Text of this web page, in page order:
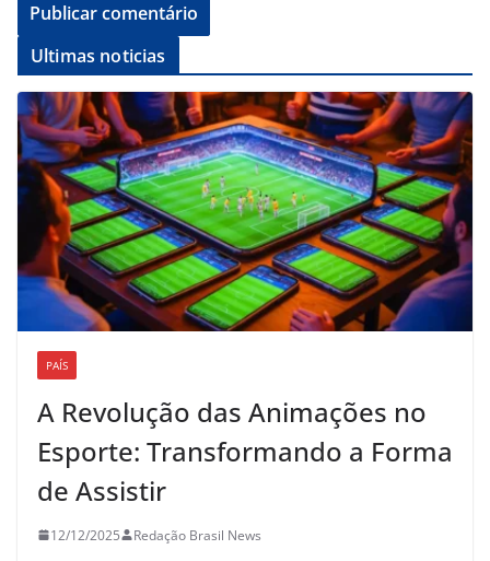
Ultimas noticias
PAÍS
A Revolução das Animações no
Esporte: Transformando a Forma
de Assistir
12/12/2025 Redação Brasil News